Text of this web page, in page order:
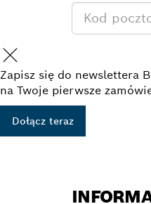
Zapisz się do newslettera
na Twoje pierwsze
Dołącz teraz